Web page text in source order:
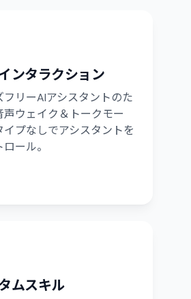
ンタラクション
フリーAIアシスタントのた
声ウェイク＆トークモー
イプなしでアシスタントを
ール。
ムスキル